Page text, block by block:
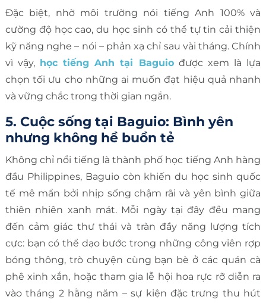
Đặc biệt, nhờ môi trường nói tiếng Anh 100% và
cường độ học cao, du học sinh có thể tự tin cải thiện
kỹ năng nghe – nói – phản xạ chỉ sau vài tháng. Chính
vì vậy, học tiếng Anh tại Baguiođược xem là lựa
chọn tối ưu cho những ai muốn đạt hiệu quả nhanh
và vững chắc trong thời gian ngắn.
5. Cuộc sống tại Baguio: Bình yên
nhưng không hề buồn tẻ
Không chỉ nổi tiếng là thành phố học tiếng Anh hàng
đầu Philippines, Baguio còn khiến du học sinh quốc
tế mê mẩn bởi nhịp sống chậm rãi và yên bình giữa
thiên nhiên xanh mát. Mỗi ngày tại đây đều mang
đến cảm giác thư thái và tràn đầy năng lượng tích
cực: bạn có thể dạo bước trong những công viên rợp
bóng thông, trò chuyện cùng bạn bè ở các quán cà
phê xinh xắn, hoặc tham gia lễ hội hoa rực rỡ diễn ra
vào tháng 2 hằng năm – sự kiện đặc trưng thu hút